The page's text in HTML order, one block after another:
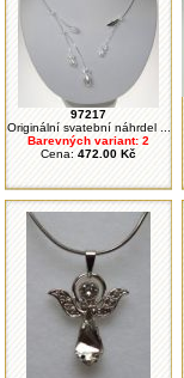
97217
Originální svatební náhrdel ...
Barevných variant: 2
Cena: 472.00 Kč